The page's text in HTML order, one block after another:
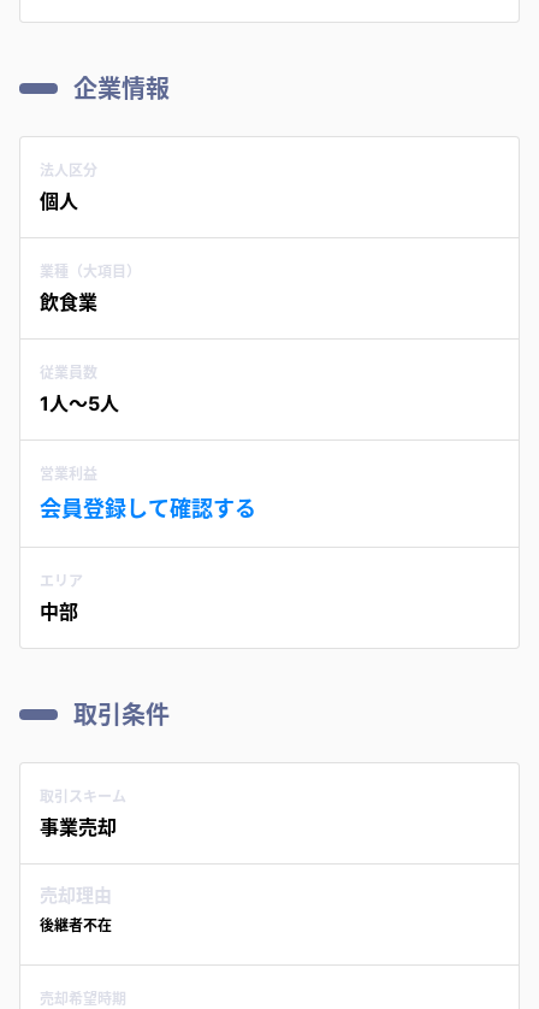
企業情報
法人区分
個人
業種（大項目）
飲食業
従業員数
1人〜5人
営業利益
会員登録して確認する
エリア
中部
取引条件
取引スキーム
事業売却
売却理由
後継者不在
売却希望時期